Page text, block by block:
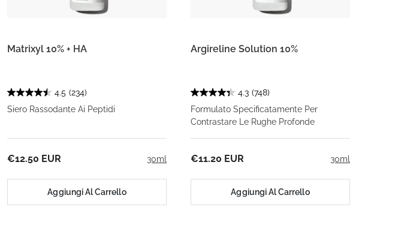
Matrixyl 10% + HA
4.5 (234)
Siero Rassodante Ai Peptidi
30ml
€12.50 EUR
Aggiungi Al Carrello
Argireline Solution 10%
4.3 (748)
Formulato Specificatamente Per
Contrastare Le Rughe Profonde
30ml
€11.20 EUR
Aggiungi Al Carrello